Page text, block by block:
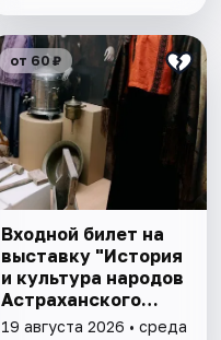
от 60 ₽
Входной билет на
выставку "История
и культура народов
Астраханского
края"
19 августа 2026 • среда